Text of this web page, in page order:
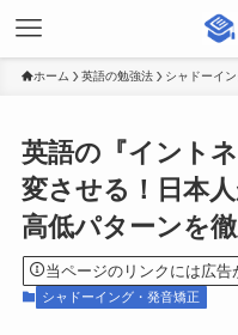
ホーム 英語の勉強法 シャドーイ
英語の『イント
変させる！日本
高低パターンを
当ページのリンクには広告
シャドーイング・発音矯正